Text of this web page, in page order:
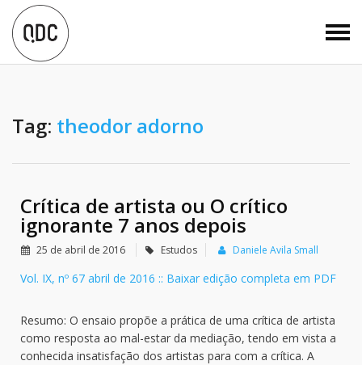
Tag: theodor adorno
Crítica de artista ou O crítico
ignorante 7 anos depois
25 de abril de 2016 Estudos Daniele Avila Small
Vol. IX, nº 67 abril de 2016 :: Baixar edição completa em PDF
Resumo: O ensaio propõe a prática de uma crítica de artista
como resposta ao mal-estar da mediação, tendo em vista a
conhecida insatisfação dos artistas para com a crítica. A